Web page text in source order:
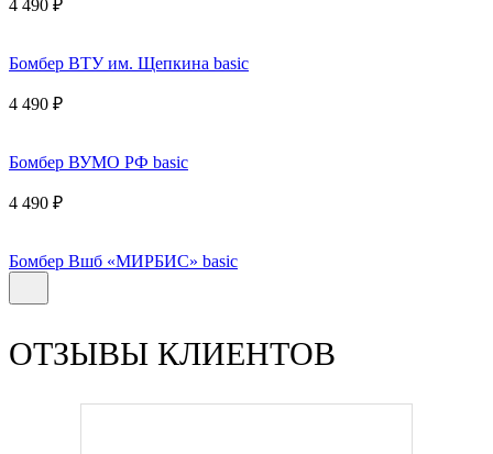
4 490 ₽
Бомбер ВТУ им. Щепкина basic
4 490 ₽
Бомбер ВУМО РФ basic
4 490 ₽
Бомбер Вшб «МИРБИС» basic
ОТЗЫВЫ КЛИЕНТОВ